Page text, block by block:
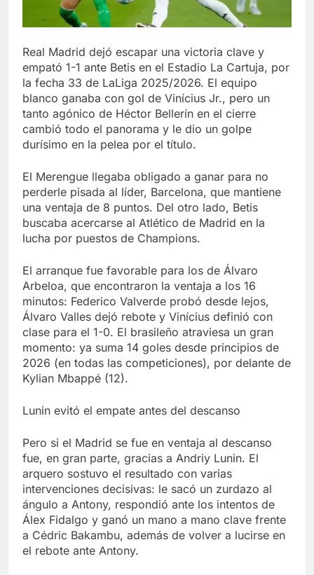
Real Madrid dejó escapar una victoria clave y
empató 1-1 ante Betis en el Estadio La Cartuja, por
la fecha 33 de LaLiga 2025/2026. El equipo
blanco ganaba con gol de Vinícius Jr., pero un
tanto agónico de Héctor Bellerín en el cierre
cambió todo el panorama y le dio un golpe
durísimo en la pelea por el título.
El Merengue llegaba obligado a ganar para no
perderle pisada al líder, Barcelona, que mantiene
una ventaja de 8 puntos. Del otro lado, Betis
buscaba acercarse al Atlético de Madrid en la
lucha por puestos de Champions.
El arranque fue favorable para los de Álvaro
Arbeloa, que encontraron la ventaja a los 16
minutos: Federico Valverde probó desde lejos,
Álvaro Valles dejó rebote y Vinícius definió con
clase para el 1-0. El brasileño atraviesa un gran
momento: ya suma 14 goles desde principios de
2026 (en todas las competiciones), por delante de
Kylian Mbappé (12).
Lunin evitó el empate antes del descanso
Pero si el Madrid se fue en ventaja al descanso
fue, en gran parte, gracias a Andriy Lunin. El
arquero sostuvo el resultado con varias
intervenciones decisivas: le sacó un zurdazo al
ángulo a Antony, respondió ante los intentos de
Álex Fidalgo y ganó un mano a mano clave frente
a Cédric Bakambu, además de volver a lucirse en
el rebote ante Antony.